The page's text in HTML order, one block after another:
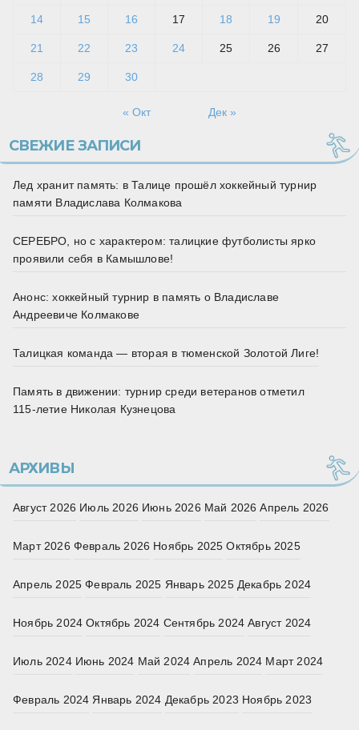
14 15 16 17 18 19 20
21 22 23 24 25 26 27
28 29 30
« Окт Дек »
СВЕЖИЕ ЗАПИСИ
Лед хранит память: в Талице прошёл хоккейный турнир
памяти Владислава Колмакова
СЕРЕБРО, но с характером: талицкие футболисты ярко
проявили себя в Камышлове!
Анонс: хоккейный турнир в память о Владиславе
Андреевиче Колмакове
Талицкая команда — вторая в тюменской Золотой Лиге!
Память в движении: турнир среди ветеранов отметил
115‑летие Николая Кузнецова
АРХИВЫ
Август 2026 Июль 2026 Июнь 2026 Май 2026 Апрель 2026
Март 2026 Февраль 2026 Ноябрь 2025 Октябрь 2025
Апрель 2025 Февраль 2025 Январь 2025 Декабрь 2024
Ноябрь 2024 Октябрь 2024 Сентябрь 2024 Август 2024
Июль 2024 Июнь 2024 Май 2024 Апрель 2024 Март 2024
Февраль 2024 Январь 2024 Декабрь 2023 Ноябрь 2023